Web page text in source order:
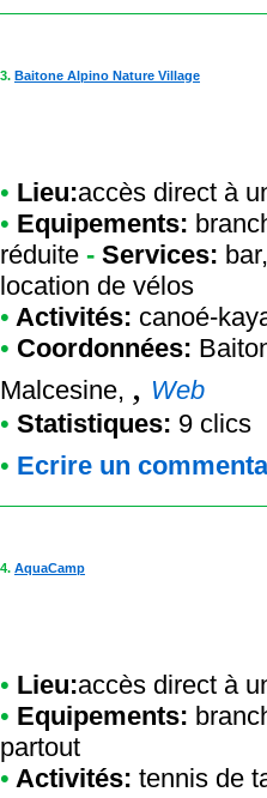
3. Baitone Alpino Nature Village
• Lieu:accès direct à
• Equipements:
réduite - Services:
location de vélos
• Activités: canoé-
• Coordonnées:
Malcesine, , Web
• Statistiques: 9 clics
• Ecrire un
4. AquaCamp
• Lieu:accès direct à
• Equipements:
partout
• Activités: tennis de